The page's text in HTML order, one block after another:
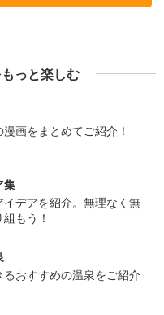
っと楽しむ
画をまとめてご紹介！
集
デアを紹介。無理なく無
もう！
おすすめの温泉をご紹介